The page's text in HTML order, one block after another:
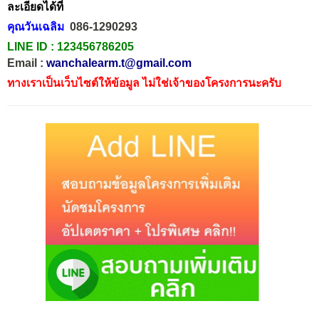
ละเอียดได้ที่
คุณวันเฉลิม 086-1290293
LINE ID : 123456786205
Email : wanchalearm.t@gmail.com
ทางเราเป็นเว็บไซต์ให้ข้อมูล ไม่ใช่เจ้าของโครงการนะครับ